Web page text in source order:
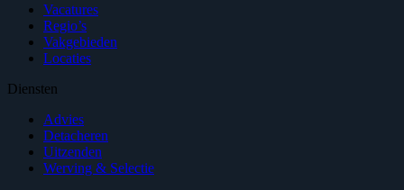
Vacatures
Regio’s
Vakgebieden
Locaties
Diensten
Advies
Detacheren
Uitzenden
Werving & Selectie